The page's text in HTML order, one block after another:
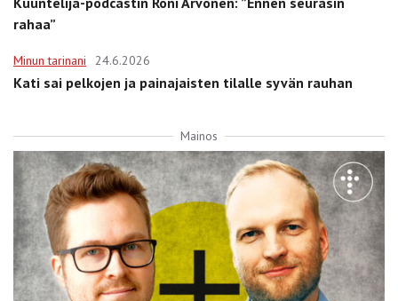
rahaa”
Minun tarinani 24.6.2026
Kati sai pelkojen ja painajaisten tilalle syvän rauhan
Mainos